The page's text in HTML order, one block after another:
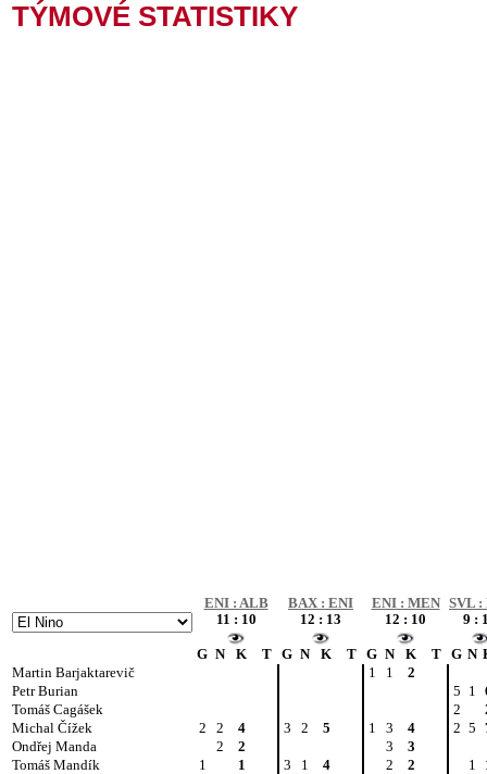
TÝMOVÉ STATISTIKY
ENI : ALB
11 : 10
BAX : ENI
12 : 13
ENI : MEN
12 : 10
SVL :
9 :
G N K T G N K T G N K T G N
Martin Barjaktarevič
1 1
2
Petr Burian
5 1
Tomáš Cagášek
2
Michal Čížek
2 2 4 3 2 5 1 3 4 2 5
Ondřej Manda
2 2 3
3
Tomáš Mandík
1 1 3 1 4 2 2 1